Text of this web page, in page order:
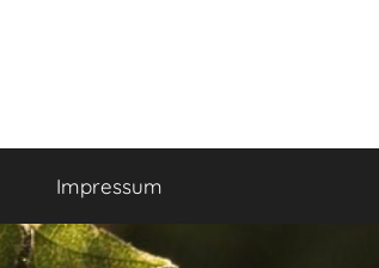
Impressum